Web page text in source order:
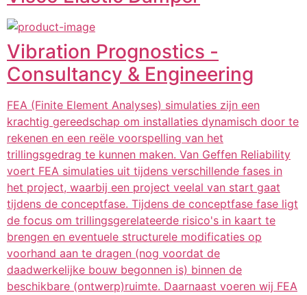
Vibration Prognostics -
Consultancy & Engineering
FEA (Finite Element Analyses) simulaties zijn een
krachtig gereedschap om installaties dynamisch door te
rekenen en een reële voorspelling van het
trillingsgedrag te kunnen maken. Van Geffen Reliability
voert FEA simulaties uit tijdens verschillende fases in
het project, waarbij een project veelal van start gaat
tijdens de conceptfase. Tijdens de conceptfase fase ligt
de focus om trillingsgerelateerde risico's in kaart te
brengen en eventuele structurele modificaties op
voorhand aan te dragen (nog voordat de
daadwerkelijke bouw begonnen is) binnen de
beschikbare (ontwerp)ruimte. Daarnaast voeren wij FEA